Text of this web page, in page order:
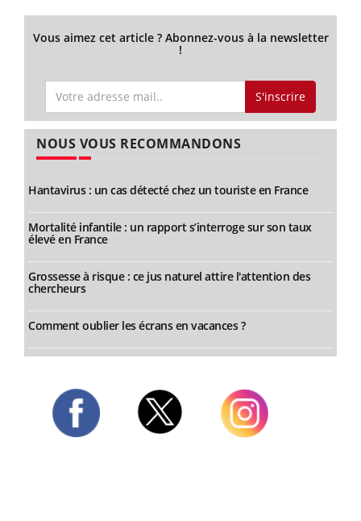
Vous aimez cet article ? Abonnez-vous à la newsletter
!
S'inscrire
NOUS VOUS RECOMMANDONS
Hantavirus : un cas détecté chez un touriste en France
Mortalité infantile : un rapport s’interroge sur son taux
élevé en France
Grossesse à risque : ce jus naturel attire l'attention des
chercheurs
Comment oublier les écrans en vacances ?